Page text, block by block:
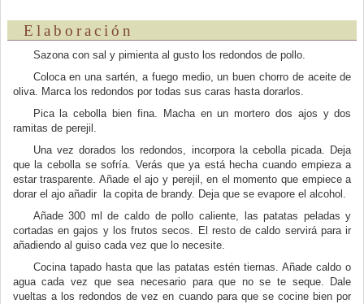
Elaboración
Sazona con sal y pimienta al gusto los redondos de pollo.
Coloca en una sartén, a fuego medio, un buen chorro de aceite de
oliva. Marca los redondos por todas sus caras hasta dorarlos.
Pica la cebolla bien fina. Macha en un mortero dos ajos y dos
ramitas de perejil.
Una vez dorados los redondos, incorpora la cebolla picada. Deja
que la cebolla se sofría. Verás que ya está hecha cuando empieza a
estar trasparente. Añade el ajo y perejil, en el momento que empiece a
dorar el ajo añadir la copita de brandy. Deja que se evapore el alcohol.
Añade 300 ml de caldo de pollo caliente, las patatas peladas y
cortadas en gajos y los frutos secos. El resto de caldo servirá para ir
añadiendo al guiso cada vez que lo necesite.
Cocina tapado hasta que las patatas estén tiernas. Añade caldo o
agua cada vez que sea necesario para que no se te seque. Dale
vueltas a los redondos de vez en cuando para que se cocine bien por